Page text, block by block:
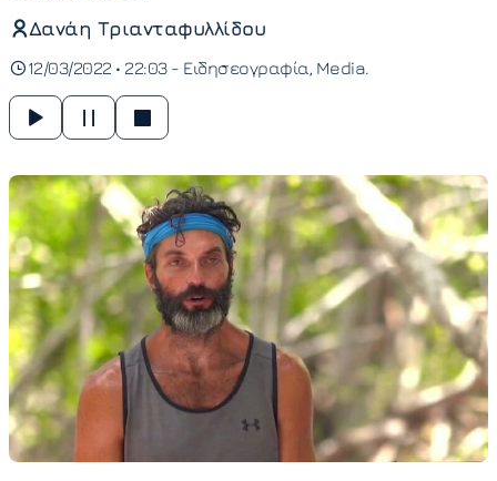
Δανάη Τριανταφυλλίδου
12/03/2022 • 22:03 - Ειδησεογραφία Media